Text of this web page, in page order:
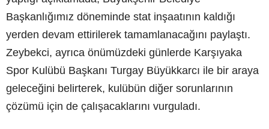
Başkanlığımız döneminde stat inşaatının kaldığı
yerden devam ettirilerek tamamlanacağını paylaştı.
Zeybekci, ayrıca önümüzdeki günlerde Karşıyaka
Spor Kulübü Başkanı Turgay Büyükkarcı ile bir araya
geleceğini belirterek, kulübün diğer sorunlarının
çözümü için de çalışacaklarını vurguladı.